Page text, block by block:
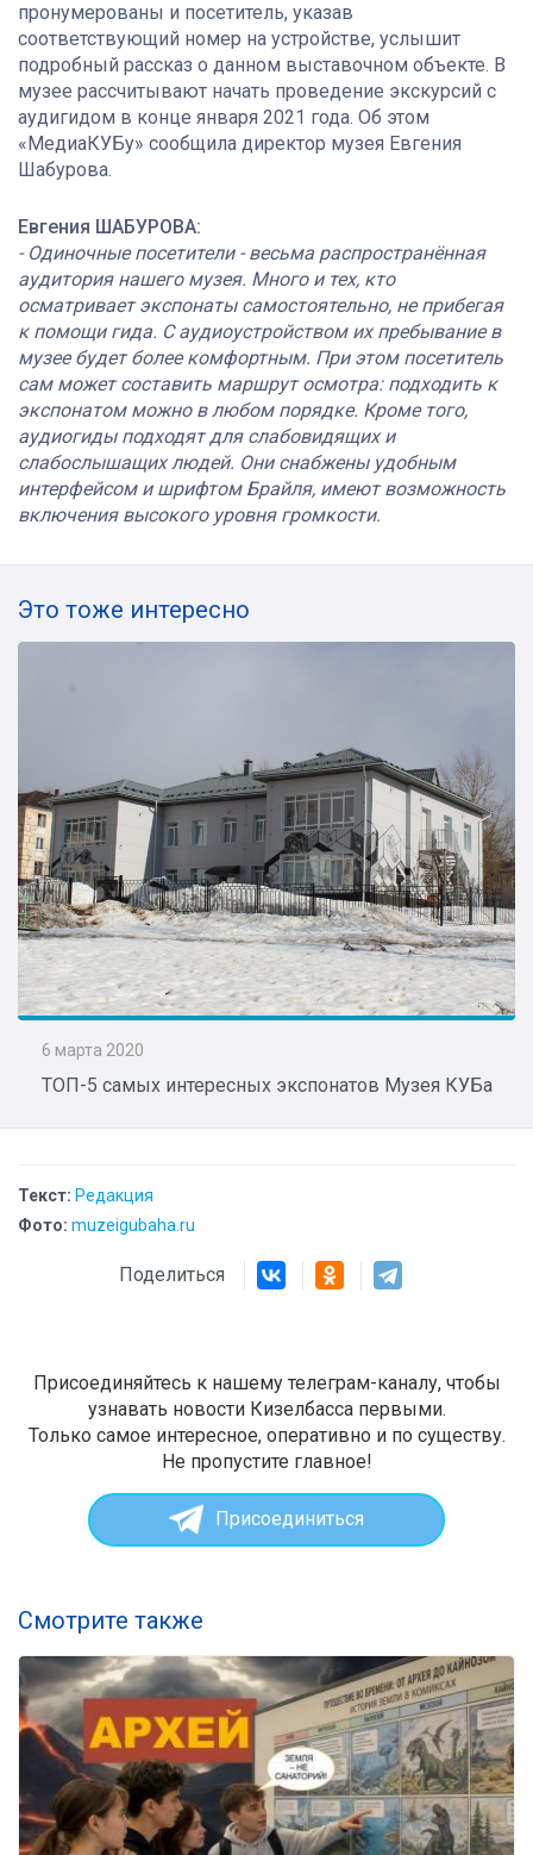
пронумерованы и посетитель, указав
соответствующий номер на устройстве, услышит
подробный рассказ о данном выставочном объекте. В
музее рассчитывают начать проведение экскурсий с
аудигидом в конце января 2021 года. Об этом
«МедиаКУБу» сообщила директор музея Евгения
Шабурова.
Евгения ШАБУРОВА:
- Одиночные посетители - весьма распространённая
аудитория нашего музея. Много и тех, кто
осматривает экспонаты самостоятельно, не прибегая
к помощи гида. С аудиоустройством их пребывание в
музее будет более комфортным. При этом посетитель
сам может составить маршрут осмотра: подходить к
экспонатом можно в любом порядке. Кроме того,
аудиогиды подходят для слабовидящих и
слабослышащих людей. Они снабжены удобным
интерфейсом и шрифтом Брайля, имеют возможность
включения высокого уровня громкости.
Это тоже интересно
6 марта 2020
ТОП-5 самых интересных экспонатов Музея КУБа
Текст: Редакция
Фото: muzeigubaha.ru
Поделиться
Присоединяйтесь к нашему телеграм-каналу, чтобы
узнавать новости Кизелбасса первыми.
Только самое интересное, оперативно и по существу.
Не пропустите главное!
Присоединиться
Смотрите также